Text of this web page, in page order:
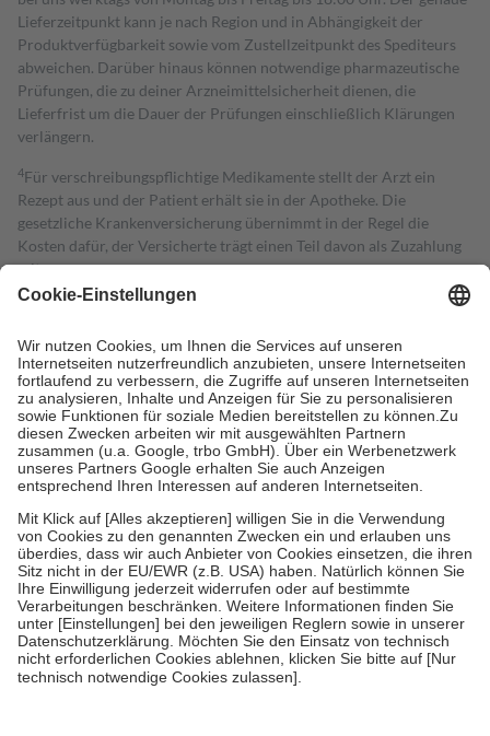
Lieferzeitpunkt kann je nach Region und in Abhängigkeit der
Produktverfügbarkeit sowie vom Zustellzeitpunkt des Spediteurs
abweichen. Darüber hinaus können notwendige pharmazeutische
Prüfungen, die zu deiner Arzneimittelsicherheit dienen, die
Lieferfrist um die Dauer der Prüfungen einschließlich Klärungen
verlängern.
4Für verschreibungspflichtige Medikamente stellt der Arzt ein
Rezept aus und der Patient erhält sie in der Apotheke. Die
gesetzliche Krankenversicherung übernimmt in der Regel die
Kosten dafür, der Versicherte trägt einen Teil davon als Zuzahlung
mit.
Grundsätzlich leisten Mitglieder Zuzahlungen in Höhe von zehn
höchstens zehn Euro.
Es sind jedoch nie mehr als die tatsächlichen
Kosten der Leistung zu entrichten.
Diese Regeln gelten grundsätzlich auch für Online-Apotheken.
Bei Heilmitteln und häuslicher Krankenpflege beträgt die
Zuzahlung zehn Prozent der Kosten sowie zehn Euro je
Verordnung.
Um das Engagement der Versicherten für ihre eigene Gesundheit zu
stärken und die besondere Stellung der Familie zu unterstützen,
fallenkeine Zuzahlungenan bei:
• Kindern und Jugendlichen bis zum vollendeten 18. Lebensjahr
mit Ausnahme der Fahrkosten
• Untersuchungen zur Vorsorge und Früherkennung, die von der
GKV getragen werden
• empfohlenen Schutzimpfungen
• Harn- und Blutteststreifen